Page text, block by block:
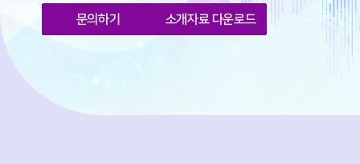
문의하기 소개자료 다운로드